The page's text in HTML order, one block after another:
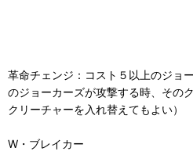
革命チェンジ：コスト５以上のジョ
のジョーカーズが攻撃する時、その
クリーチャーを入れ替えてもよい）
W・ブレイカー